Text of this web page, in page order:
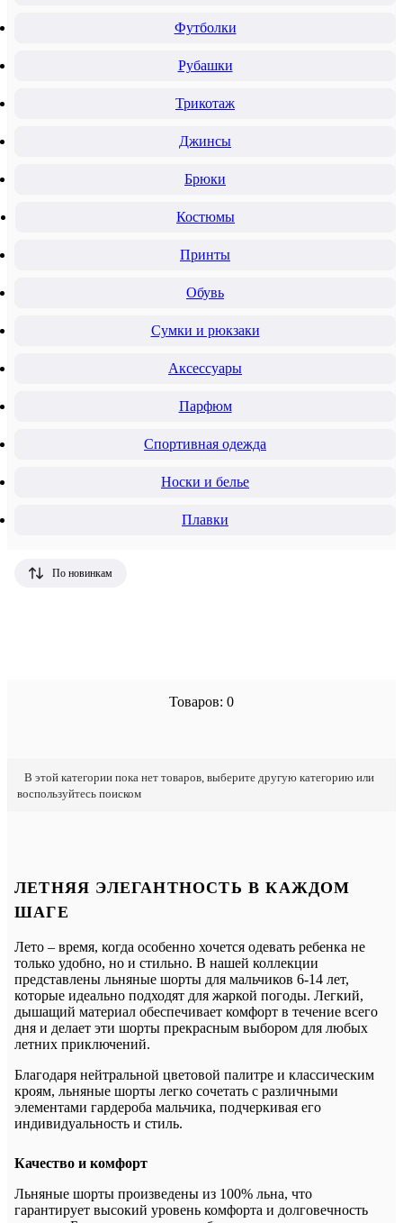
Футболки
Рубашки
Трикотаж
Джинсы
Брюки
Костюмы
Принты
Обувь
Сумки и рюкзаки
Аксессуары
Парфюм
Спортивная одежда
Носки и белье
Плавки
Товаров: 0
По новинкам
В этой категории пока нет товаров, выберите другую категорию или
воспользуйтесь поиском
ЛЕТНЯЯ ЭЛЕГАНТНОСТЬ В КАЖДОМ
ШАГЕ
Лето – время, когда особенно хочется одевать ребенка не
только удобно, но и стильно. В нашей коллекции
представлены льняные шорты для мальчиков 6-14 лет,
которые идеально подходят для жаркой погоды. Легкий,
дышащий материал обеспечивает комфорт в течение всего
дня и делает эти шорты прекрасным выбором для любых
летних приключений.
Благодаря нейтральной цветовой палитре и классическим
кроям, льняные шорты легко сочетать с различными
элементами гардероба мальчика, подчеркивая его
индивидуальность и стиль.
Качество и комфорт
Льняные шорты произведены из 100% льна, что
гарантирует высокий уровень комфорта и долговечность